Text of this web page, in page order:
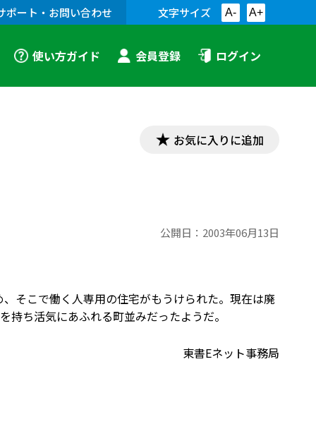
ポート・お問い合わせ 文字サイズ A- A+
使い方ガイド 会員登録 ログイン
お気に入りに追加
公開日： 2003年06月13日
そこで働く人専用の住宅がもうけられた。現在は廃
ち活気にあふれる町並みだったようだ。
東書Eネット事務局